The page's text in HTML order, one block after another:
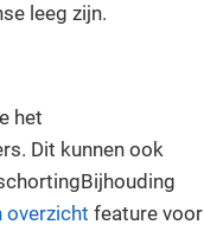
leeg zijn.
het
Dit kunnen ook
overzicht feature voor